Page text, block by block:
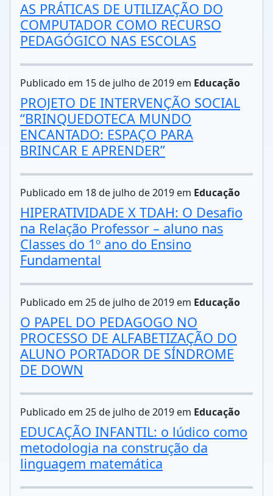
AS PRÁTICAS DE UTILIZAÇÃO DO
COMPUTADOR COMO RECURSO
PEDAGÓGICO NAS ESCOLAS
Publicado em 15 de julho de 2019 em Educação
PROJETO DE INTERVENÇÃO SOCIAL
“BRINQUEDOTECA MUNDO
ENCANTADO: ESPAÇO PARA
BRINCAR E APRENDER”
Publicado em 18 de julho de 2019 em Educação
HIPERATIVIDADE X TDAH: O Desafio
na Relação Professor – aluno nas
Classes do 1º ano do Ensino
Fundamental
Publicado em 25 de julho de 2019 em Educação
O PAPEL DO PEDAGOGO NO
PROCESSO DE ALFABETIZAÇÃO DO
ALUNO PORTADOR DE SÍNDROME
DE DOWN
Publicado em 25 de julho de 2019 em Educação
EDUCAÇÃO INFANTIL: o lúdico como
metodologia na construção da
linguagem matemática